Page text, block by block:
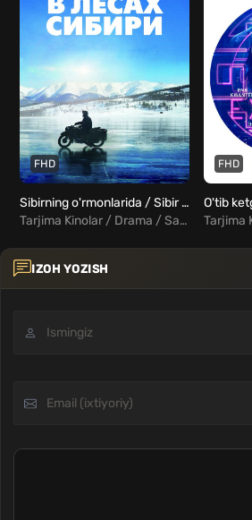
FHD
Sibirning o'rmonlarida / Sibir o'rmonlarida Uzbek Tilida
Tarjima Kinolar / Drama / Sarguzasht / Xorij Kinolar Uzbek Tilida
FHD
O'tib
IZOH YOZISH